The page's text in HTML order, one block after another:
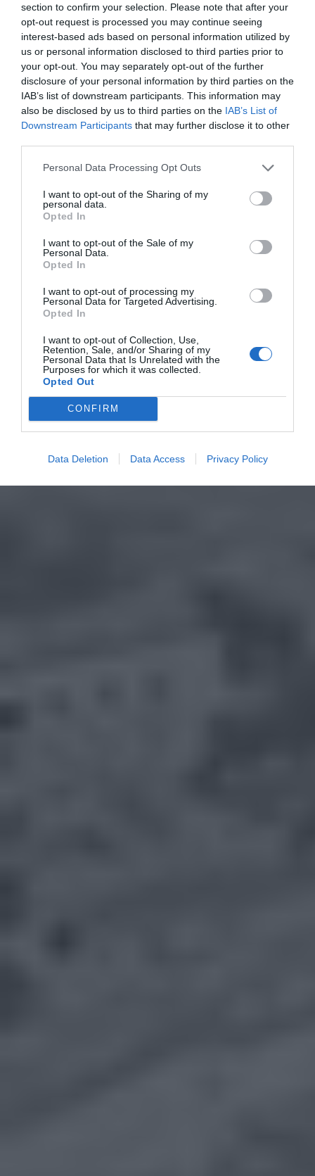
section to confirm your selection. Please note that after your
opt-out request is processed you may continue seeing
interest-based ads based on personal information utilized by
us or personal information disclosed to third parties prior to
your opt-out. You may separately opt-out of the further
disclosure of your personal information by third parties on the
IAB’s list of downstream participants. This information may
also be disclosed by us to third parties on the IAB’s List of
Downstream Participants that may further disclose it to other
Personal Data Processing Opt Outs
I want to opt-out of the Sharing of my
personal data.
Opted In
I want to opt-out of the Sale of my
Personal Data.
Opted In
I want to opt-out of processing my
Personal Data for Targeted Advertising.
Opted In
I want to opt-out of Collection, Use,
Retention, Sale, and/or Sharing of my
Personal Data that Is Unrelated with the
Purposes for which it was collected.
Opted Out
CONFIRM
Data Deletion Data Access Privacy Policy